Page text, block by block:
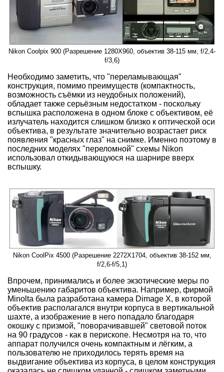
Nikon Coolpix 900 (Разрешение 1280X960, объектив 38-115 мм, f/2,4-
f/3,6)
Необходимо заметить, что "переламывающая"
конструкция, помимо преимуществ (компактность,
возможность съёмки из неудобных положений),
обладает также серьёзным недостатком - поскольку
вспышка расположена в одном блоке с объективом, её
излучатель находится слишком близко к оптической оси
объектива, в результате значительно возрастает риск
появления "красных глаз" на снимке. Именно поэтому в
последних моделях "переломной" схемы Nikon
использовал откидывающуюся на шарнире вверх
вспышку.
Nikon CoolPix 4500 (Разрешение 2272X1704, объектив 38-152 мм,
f/2,6-f/5,1)
Впрочем, принимались и более экзотические меры по
уменьшению габаритов объектива. Например, фирмой
Minolta была разработана камера Dimage X, в которой
объектив располагался внутри корпуса в вертикальной
шахте, а изображение в него попадало благодаря
окошку с призмой, "поворачивавшей" световой поток
на 90 градусов - как в перископе. Несмотря на то, что
аппарат получился очень компактным и лёгким, а
пользователю не приходилось терять время на
выдвигание объектива из корпуса, в целом конструкция